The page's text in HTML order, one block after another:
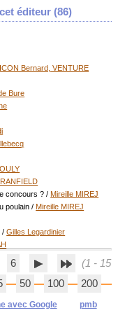
éditeur (86)
Bernard, VENTURE
Bure
concours ? /Mireille MIREJ
poulain /Mireille MIREJ
/Gilles Legardinier
6
(1 - 15
50 100 200
avec Google pmb